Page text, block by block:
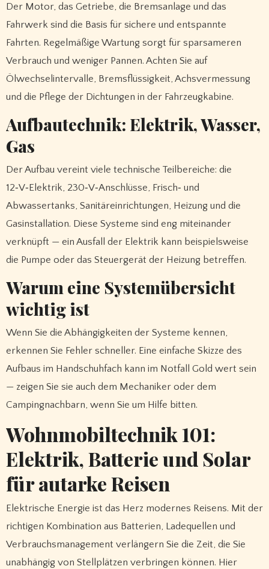
Der Motor, das Getriebe, die Bremsanlage und das
Fahrwerk sind die Basis für sichere und entspannte
Fahrten. Regelmäßige Wartung sorgt für sparsameren
Verbrauch und weniger Pannen. Achten Sie auf
Ölwechselintervalle, Bremsflüssigkeit, Achsvermessung
und die Pflege der Dichtungen in der Fahrzeugkabine.
Aufbautechnik: Elektrik, Wasser,
Gas
Der Aufbau vereint viele technische Teilbereiche: die
12‑V‑Elektrik, 230‑V‑Anschlüsse, Frisch‑ und
Abwassertanks, Sanitäreinrichtungen, Heizung und die
Gasinstallation. Diese Systeme sind eng miteinander
verknüpft — ein Ausfall der Elektrik kann beispielsweise
die Pumpe oder das Steuergerät der Heizung betreffen.
Warum eine Systemübersicht
wichtig ist
Wenn Sie die Abhängigkeiten der Systeme kennen,
erkennen Sie Fehler schneller. Eine einfache Skizze des
Aufbaus im Handschuhfach kann im Notfall Gold wert sein
— zeigen Sie sie auch dem Mechaniker oder dem
Campingnachbarn, wenn Sie um Hilfe bitten.
Wohnmobiltechnik 101:
Elektrik, Batterie und Solar
für autarke Reisen
Elektrische Energie ist das Herz modernes Reisens. Mit der
richtigen Kombination aus Batterien, Ladequellen und
Verbrauchsmanagement verlängern Sie die Zeit, die Sie
unabhängig von Stellplätzen verbringen können. Hier